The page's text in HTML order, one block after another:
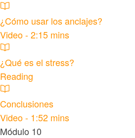
¿Cómo usar los anclajes?
Video - 2:15 mins
¿Qué es el stress?
Reading
Conclusiones
Video - 1:52 mins
Módulo 10